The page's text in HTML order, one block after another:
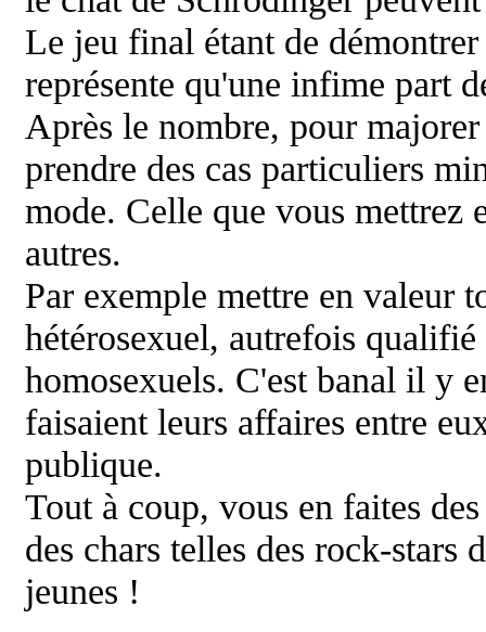
Le jeu final étant de
représente qu'une infime part
Après le nombre, pour
prendre des cas particuliers
mode. Celle que vous mettrez
autres.
Par exemple mettre en valeur
hétérosexuel, autrefois
homosexuels. C'est banal il y
faisaient leurs affaires entre
publique.
Tout à coup, vous en faites
des chars telles des rock-stars
jeunes !